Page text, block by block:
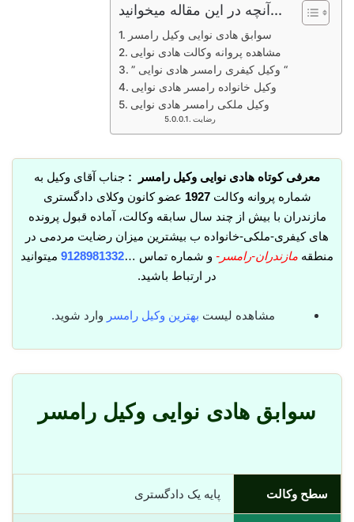
آنچه در این مقاله میخوانید...
سوابق هادی نوایی وکیل رامسر
مشاهده پروانه وکالت هادی نوایی
” وکیل کیفری رامسر هادی نوایی “
وکیل خانواده رامسر هادی نوایی
وکیل ملکی رامسر هادی نوایی
رضایت
معرفی کوتاه هادی نوایی وکیل رامسر : جناب آقای وکیل به
شماره پروانه وکالت1927 عضو کانون وکلای دادگستری
مازندران با بیش از چند سال سابقه وکالت، آماده قبول پرونده
های کیفری-ملکی-خانواده ب بیشترین میزان رضایت مردمی در
منطقه مازندران-رامسر- و شماره تماس …9128981332 میتوانید
در ارتباط باشید.
مشاهده لیست بهترین وکیل رامسر وارد شوید.
سوابق هادی نوایی وکیل رامسر
سطح وکالت پایه یک دادگستری